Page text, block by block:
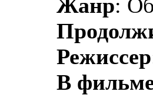
Жанр:
Режиссер
В